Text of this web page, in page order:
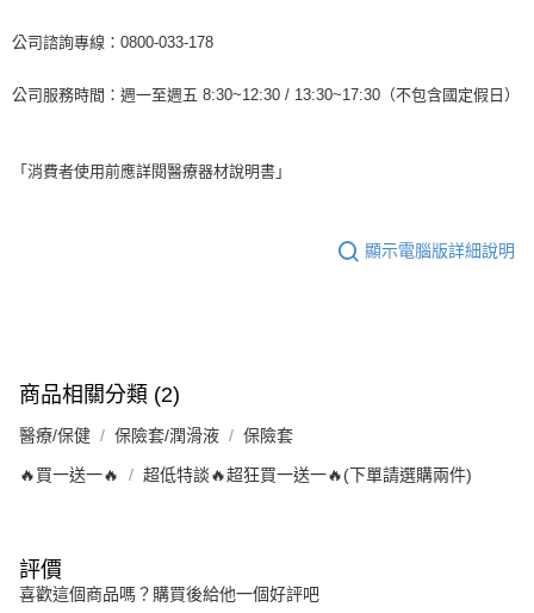
公司諮詢專線：0800-033-178
公司服務時間：週一至週五 8:30~12:30 / 13:30~17:30（不包含國定假日）
「消費者使用前應詳閱醫療器材說明書」
顯示電腦版詳細說明
商品相關分類 (2)
醫療/保健 保險套/潤滑液 保險套
🔥買一送一🔥 超低特談🔥超狂買一送一🔥(下單請選購兩件)
評價
喜歡這個商品嗎？購買後給他一個好評吧